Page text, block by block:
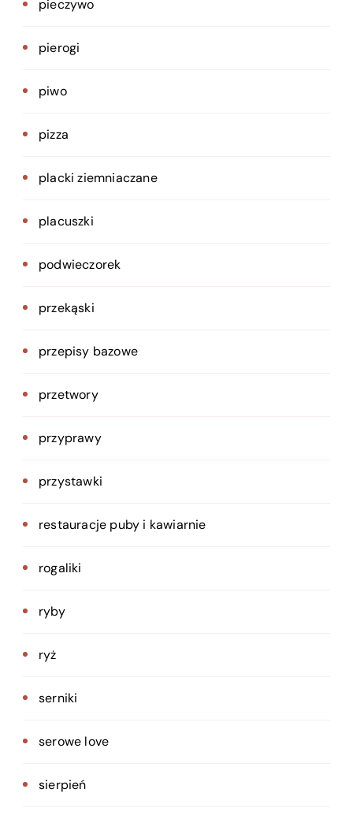
pieczywo
pierogi
piwo
pizza
placki ziemniaczane
placuszki
podwieczorek
przekąski
przepisy bazowe
przetwory
przyprawy
przystawki
restauracje puby i kawiarnie
rogaliki
ryby
ryż
serniki
serowe love
sierpień